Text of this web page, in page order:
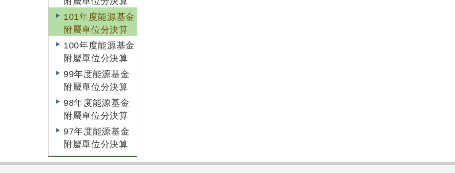
101年度能源基金
附屬單位分決算
100年度能源基金
附屬單位分決算
99年度能源基金
附屬單位分決算
98年度能源基金
附屬單位分決算
97年度能源基金
附屬單位分決算